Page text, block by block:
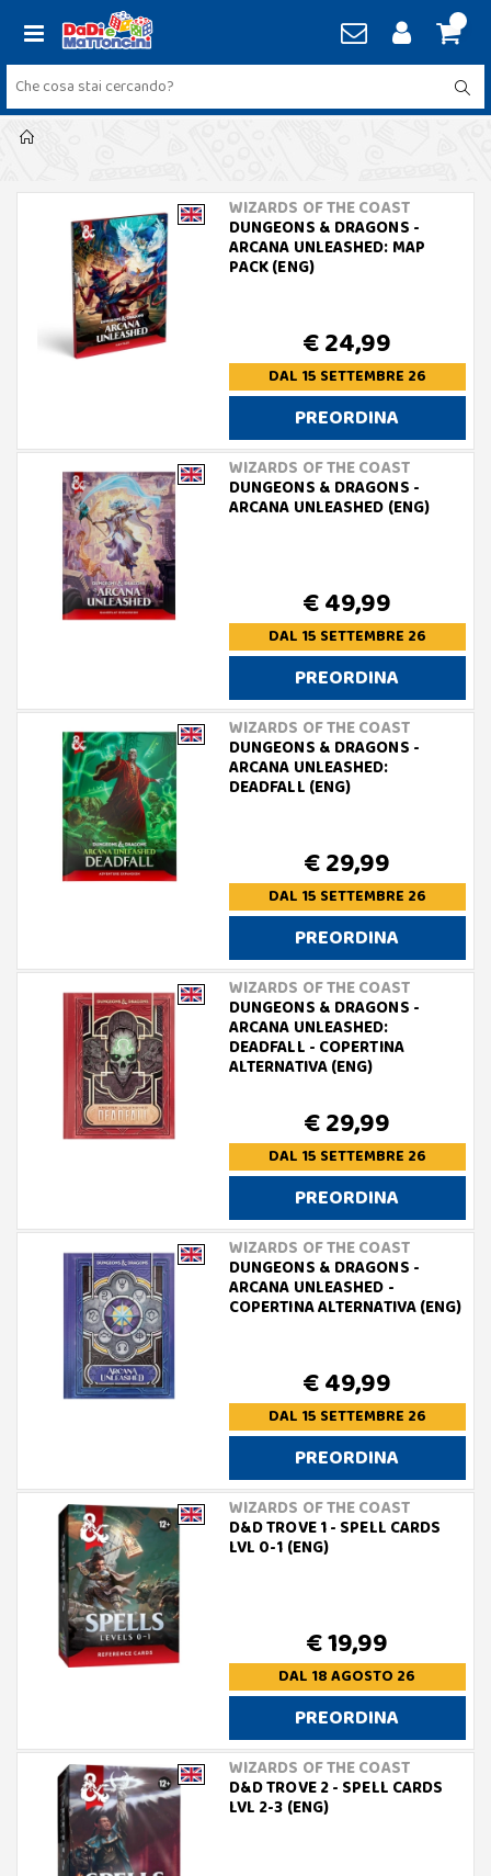
WIZARDS OF THE COAST
DUNGEONS & DRAGONS -
ARCANA UNLEASHED: MAP
PACK (ENG)
€ 24,99
DAL 15 SETTEMBRE 26
PREORDINA
WIZARDS OF THE COAST
DUNGEONS & DRAGONS -
ARCANA UNLEASHED (ENG)
€ 49,99
DAL 15 SETTEMBRE 26
PREORDINA
WIZARDS OF THE COAST
DUNGEONS & DRAGONS -
ARCANA UNLEASHED:
DEADFALL (ENG)
€ 29,99
DAL 15 SETTEMBRE 26
PREORDINA
WIZARDS OF THE COAST
DUNGEONS & DRAGONS -
ARCANA UNLEASHED:
DEADFALL - COPERTINA
ALTERNATIVA (ENG)
€ 29,99
DAL 15 SETTEMBRE 26
PREORDINA
WIZARDS OF THE COAST
DUNGEONS & DRAGONS -
ARCANA UNLEASHED -
COPERTINA ALTERNATIVA (ENG)
€ 49,99
DAL 15 SETTEMBRE 26
PREORDINA
WIZARDS OF THE COAST
D&D TROVE 1 - SPELL CARDS
LVL 0-1 (ENG)
€ 19,99
DAL 18 AGOSTO 26
PREORDINA
WIZARDS OF THE COAST
D&D TROVE 2 - SPELL CARDS
LVL 2-3 (ENG)